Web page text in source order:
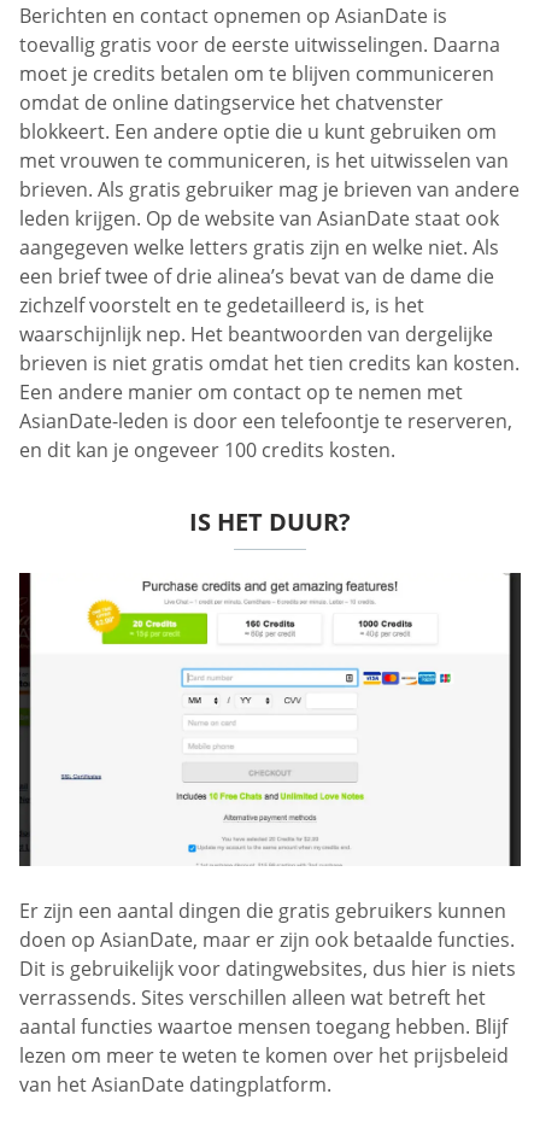
Berichten en contact opnemen op AsianDate is
toevallig gratis voor de eerste uitwisselingen. Daarna
moet je credits betalen om te blijven communiceren
omdat de online datingservice het chatvenster
blokkeert. Een andere optie die u kunt gebruiken om
met vrouwen te communiceren, is het uitwisselen van
brieven. Als gratis gebruiker mag je brieven van andere
leden krijgen. Op de website van AsianDate staat ook
aangegeven welke letters gratis zijn en welke niet. Als
een brief twee of drie alinea’s bevat van de dame die
zichzelf voorstelt en te gedetailleerd is, is het
waarschijnlijk nep. Het beantwoorden van dergelijke
brieven is niet gratis omdat het tien credits kan kosten.
Een andere manier om contact op te nemen met
AsianDate-leden is door een telefoontje te reserveren,
en dit kan je ongeveer 100 credits kosten.
IS HET DUUR?
Er zijn een aantal dingen die gratis gebruikers kunnen
doen op AsianDate, maar er zijn ook betaalde functies.
Dit is gebruikelijk voor datingwebsites, dus hier is niets
verrassends. Sites verschillen alleen wat betreft het
aantal functies waartoe mensen toegang hebben. Blijf
lezen om meer te weten te komen over het prijsbeleid
van het AsianDate datingplatform.